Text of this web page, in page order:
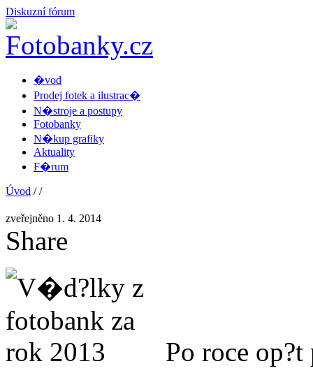
Diskuzní fórum
�vod
Prodej fotek a ilustrac�
N�stroje a postupy
Fotobanky
N�kup grafiky
Aktuality
F�rum
Úvod //
zveřejněno 1. 4. 2014
Share
Po roce